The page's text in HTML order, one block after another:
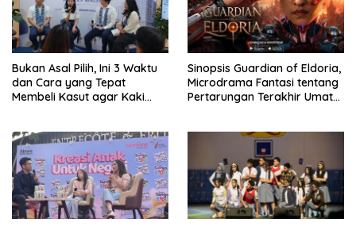
Bukan Asal Pilih, Ini 3 Waktu
dan Cara yang Tepat
Membeli Kasut agar Kaki
Sinopsis Guardian of Eldoria,
Microdrama Fantasi tentang
Pertarungan Terakhir Umat